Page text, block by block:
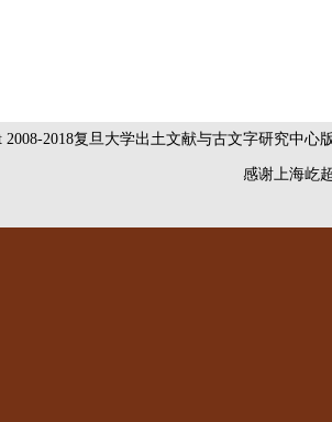
2008-2018复旦大学出土文献与古文字研究中
感谢上海屹